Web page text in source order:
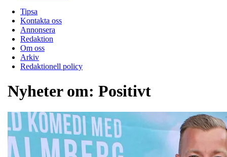
Tipsa
Kontakta oss
Annonsera
Redaktion
Om oss
Arkiv
Redaktionell policy
Nyheter om: Positivt